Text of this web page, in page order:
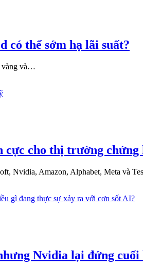
có thể sớm hạ lãi suất?
vàng và…
cực cho thị trường
Nvidia, Amazon, Alphabet, Meta và
Nvidia lại đứng